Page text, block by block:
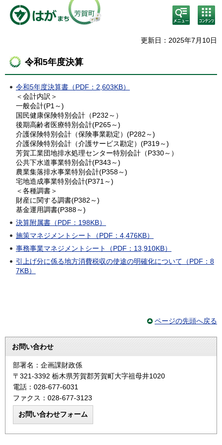
検
索・
メニ
コン
テン
ニュ
更新日：2025年7月10日
令和5年度決算
令和5年度決算書（PDF：2,603KB）
＜会計内訳＞
一般会計(P1～)
国民健康保険特別会計（P232～）
後期高齢者医療特別会計(P265～)
介護保険特別会計（保険事業勘定）(P282～)
介護保険特別会計（介護サービス勘定）(P319～)
芳賀工業団地排水処理センター特別会計（P330～）
公共下水道事業特別会計(P343～)
農業集落排水事業特別会計(P358～)
宅地造成事業特別会計(P371～)
＜各種調書＞
財産に関する調書(P382～)
基金運用調書(P388～)
決算附属書（PDF：198KB）
施策マネジメントシート（PDF：4,476KB）
事務事業マネジメントシート（PDF：13,910KB）
引上げ分に係る地方消費税収の使途の明確化について（PDF：8
7KB）
ページの先頭へ戻る
お問い合わせ
部署名：企画課財政係
〒321-3392 栃木県芳賀郡芳賀町大字祖母井1020
電話：028-677-6031
ファクス：028-677-3123